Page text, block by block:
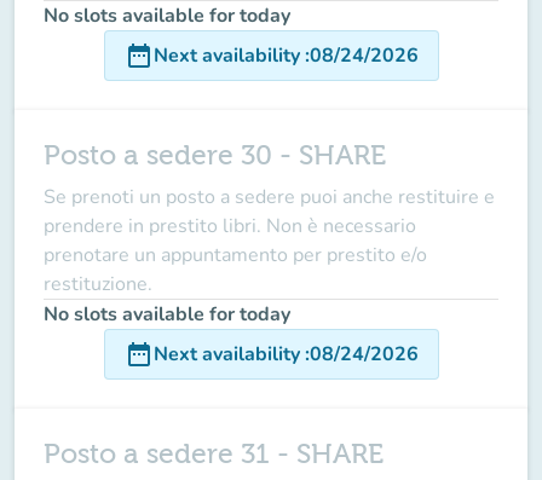
No slots available for today
date_rangeNext availability:08/24/2026
Posto a sedere 30 - SHARE
Se prenoti un posto a sedere puoi anche restituire e
prendere in prestito libri. Non è necessario
prenotare un appuntamento per prestito e/o
restituzione.
No slots available for today
date_rangeNext availability:08/24/2026
Posto a sedere 31 - SHARE